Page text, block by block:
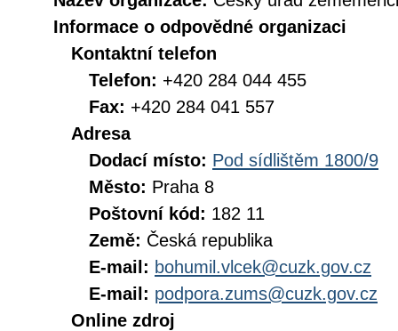
Informace o odpovědné organizaci
Kontaktní telefon
Telefon: +420 284 044 455
Fax: +420 284 041 557
Adresa
Dodací místo: Pod sídlištěm 1800/9
Město: Praha 8
Poštovní kód: 182 11
Země: Česká republika
E-mail: bohumil.vlcek@cuzk.gov.cz
E-mail: podpora.zums@cuzk.gov.cz
Online zdroj